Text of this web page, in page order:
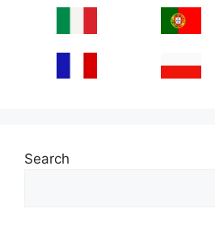
Search